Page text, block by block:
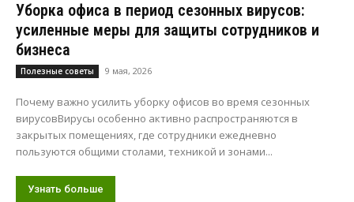
Уборка офиса в период сезонных вирусов:
усиленные меры для защиты сотрудников и
бизнеса
Полезные советы 9 мая, 2026
Почему важно усилить уборку офисов во время сезонных
вирусовВирусы особенно активно распространяются в
закрытых помещениях, где сотрудники ежедневно
пользуются общими столами, техникой и зонами...
Узнать больше